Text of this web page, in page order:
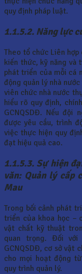
quy định pháp luật.
1.1.5.2. Năng lực
Theo tổ chức Liên
kiến thức, kỹ năng và
phát triển của mỗi cá
động quản lý nhà
viên chức nhà nước
hiểu rõ quy định,
GCNQSDĐ. Nếu đội
được yêu cầu, trình
việc thực hiện quy
đạt hiệu quả cao.
1.1.5.3. Sự hiện
văn: Quản lý cấp
Mau
Trong bối cảnh phát
triển của khoa học –
vật chất kỹ thuật
quan trọng. Đối
GCNQSDĐ, cơ sở vật
cho mọi hoạt động
quy trình quản lý.